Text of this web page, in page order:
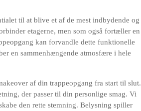
til at blive et af de mest indbydende og
etagerne, men som også fortæller en
kan forvandle dette funktionelle
en sammenhængende atmosfære i hele
af din trappeopgang fra start til slut.
der passer til din personlige smag. Vi
den rette stemning. Belysning spiller